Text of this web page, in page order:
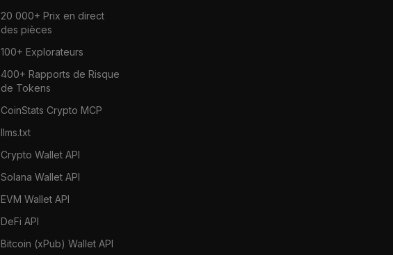
20 000+ Prix en direct
des pièces
100+ Explorateurs
400+ Rapports de Risque
de Tokens
CoinStats Crypto MCP
llms.txt
Crypto Wallet API
Solana Wallet API
EVM Wallet API
DeFi API
Bitcoin (xPub) Wallet API